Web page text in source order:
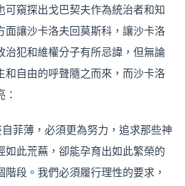
可窺探出戈巴契夫作為統治者和知
面讓沙卡洛夫回莫斯科，讓沙卡洛
治犯和維權分子有所忌諱，但無論
和自由的呼聲隨之而來，而沙卡洛
菲薄，必須更為努力，追求那些神
如此荒蕪，卻能孕育出如此繁榮的
段。我們必須履行理性的要求，